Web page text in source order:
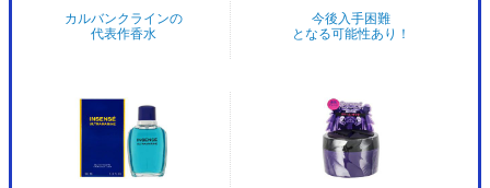
カルバンクラインの
代表作香水
今後入手困難
となる可能性あり！